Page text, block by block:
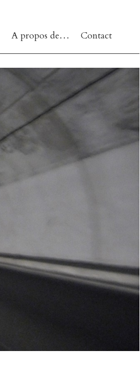
A propos de… Contact